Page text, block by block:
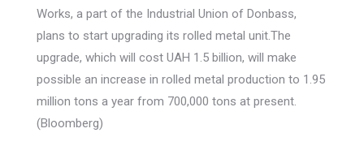
Works, a part of the Industrial Union of Donbass,
plans to start upgrading its rolled metal unit.The
upgrade, which will cost UAH 1.5 billion, will make
possible an increase in rolled metal production to 1.95
million tons a year from 700,000 tons at present.
(Bloomberg)